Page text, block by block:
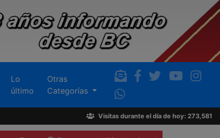
Lo
último
Otras
Categorías
Visitas durante el día de hoy: 273,581